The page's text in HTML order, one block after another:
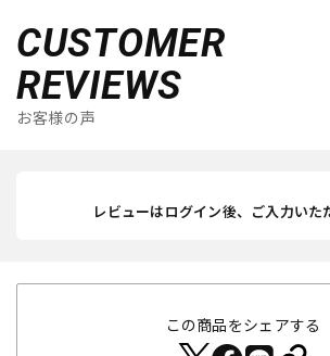
CUSTOMER
REVIEWS
お客様の声
レビューはログイン後、ご入力いた
この商品をシェアする